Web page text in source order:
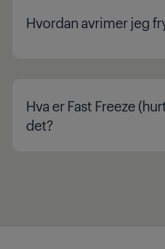
Hvordan avrimer jeg
Hva er Fast Freeze
det?